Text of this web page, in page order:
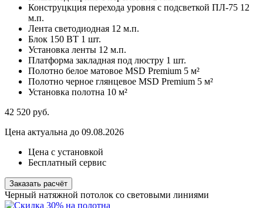
Конструцкция перехода уровня с подсветкой ПЛ-75 12
м.п.
Лента светодиодная 12 м.п.
Блок 150 ВТ 1 шт.
Установка ленты 12 м.п.
Платформа закладная под люстру 1 шт.
Полотно белое матовое MSD Premium 5 м²
Полотно черное глянцевое MSD Premium 5 м²
Установка полотна 10 м²
42 520 руб.
Цена актуальна до 09.08.2026
Цена с установкой
Бесплатный сервис
Заказать расчёт
Черный натяжной потолок со световыми линиями